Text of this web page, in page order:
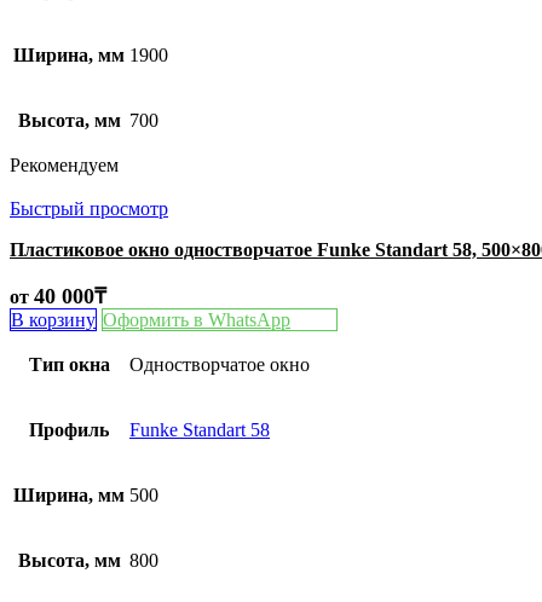
Ширина, мм 1900
Высота, мм 700
Рекомендуем
Быстрый просмотр
Пластиковое окно одностворчатое Funke Standart 58,
от 40 000₸
В корзину Оформить в WhatsApp
Тип окна Одностворчатое окно
Профиль Funke Standart 58
Ширина, мм 500
Высота, мм 800